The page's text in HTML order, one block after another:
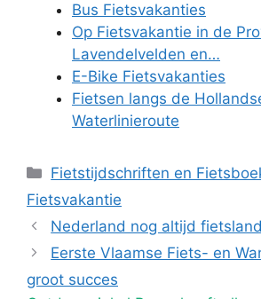
Bus Fietsvakanties
Op Fietsvakantie in de
Lavendelvelden en…
E-Bike Fietsvakanties
Fietsen langs de
Waterlinieroute
Categorieën
Fietstijdschriften en
Fietsvakantie
Nederland nog altijd
Eerste Vlaamse Fiets- en
groot succes